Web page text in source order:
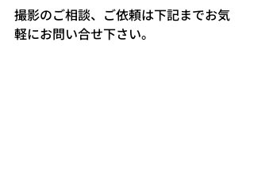
撮影のご相談、ご依頼は下記までお気
軽にお問い合せ下さい。